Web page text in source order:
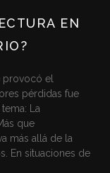
EN
provocó el
pérdidas fue
La
que
más allá de la
En situaciones de